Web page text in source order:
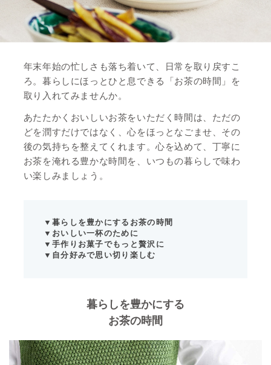
年末年始の忙しさも落ち着いて、日常を取り戻すこ
ろ。暮らしにほっとひと息できる「お茶の時間」を
取り入れてみませんか。
あたたかくおいしいお茶をいただく時間は、ただの
どを潤すだけではなく、心をほっとなごませ、その
後の気持ちを整えてくれます。心を込めて、丁寧に
お茶を淹れる豊かな時間を、いつもの暮らしで味わ
い楽しみましょう。
▼暮らしを豊かにするお茶の時間
▼おいしい一杯のために
▼手作りお菓子でもっと贅沢に
▼自分好みで思い切り楽しむ
暮らしを豊かにする
お茶の時間